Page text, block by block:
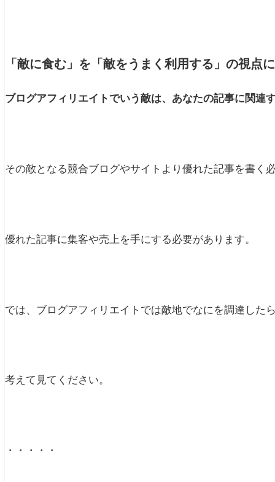
「敵に食む」を「敵をうまく利用する」の視点
ブログアフィリエイトでいう敵は、あなたの記事に関連
その敵となる競合ブログやサイトより優れた記事を書く
優れた記事に集客や売上を手にする必要があります。
では、ブログアフィリエイトでは敵地でなにを調達した
考えて見てください。
・・・・・